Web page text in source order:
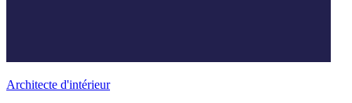
Architecte d'intérieur